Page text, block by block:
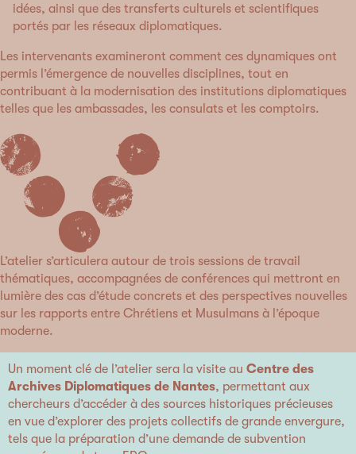
idées, ainsi que des transferts culturels et scientifiques
portés par les réseaux diplomatiques.
Les intervenants examineront comment ces dynamiques ont
permis l’émergence de nouvelles disciplines, tout en
contribuant à la modernisation des institutions diplomatiques
telles que les ambassades, les consulats et les comptoirs.
L’atelier s’articulera autour de trois sessions de travail
thématiques, accompagnées de conférences qui mettront en
lumière des cas d’étude concrets et des perspectives nouvelles
sur les rapports entre Chrétiens et Musulmans à l’époque
moderne.
Un moment clé de l’atelier sera la visite au Centre des
Archives Diplomatiques de Nantes, permettant aux
chercheurs d’accéder à des sources historiques précieuses
en vue d’explorer des projets collectifs de grande envergure,
tels que la préparation d’une demande de subvention